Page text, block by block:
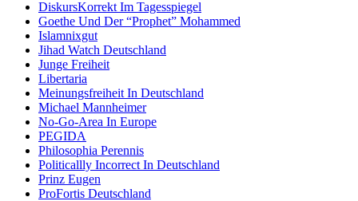
DiskursKorrekt Im Tagesspiegel
Goethe Und Der “Prophet” Mohammed
Islamnixgut
Jihad Watch Deutschland
Junge Freiheit
Libertaria
Meinungsfreiheit In Deutschland
Michael Mannheimer
No-Go-Area In Europe
PEGIDA
Philosophia Perennis
Politicallly Incorrect In Deutschland
Prinz Eugen
ProFortis Deutschland